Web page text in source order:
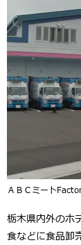
ＡＢＣミート
栃木県内外のホ
食などに食品卸